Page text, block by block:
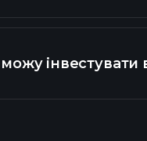
інвестувати